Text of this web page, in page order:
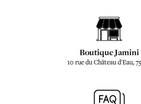
Boutique Jamini
10 rue du Château d'Eau,